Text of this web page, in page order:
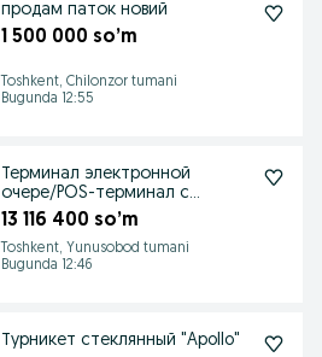
продам паток новий
1 500 000 so’m
Toshkent, Chilonzor tumani
Bugunda 12:55
Терминал электронной
очере/POS-терминал с
печатью чеков
13 116 400 so’m
Toshkent, Yunusobod tumani
Bugunda 12:46
Турникет стеклянный "Apollo"